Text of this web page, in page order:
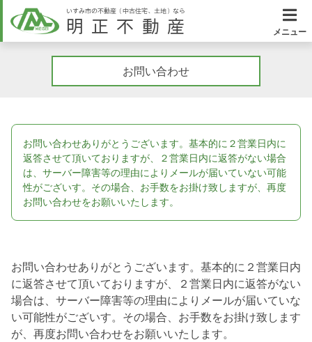
いすみ市の不動産（中古住宅、土地）なら
明正不動産 メニュー
お問い合わせ
お問い合わせありがとうございます。基本的に２営業日内に
返答させて頂いておりますが、２営業日内に返答がない場合
は、サーバー障害等の理由によりメールが届いていない可能
性がございす。その場合、お手数をお掛け致しますが、再度
お問い合わせをお願いいたします。
お問い合わせありがとうございます。基本的に２営業日内
に返答させて頂いておりますが、２営業日内に返答がない
場合は、サーバー障害等の理由によりメールが届いていな
い可能性がございす。その場合、お手数をお掛け致します
が、再度お問い合わせをお願いいたします。